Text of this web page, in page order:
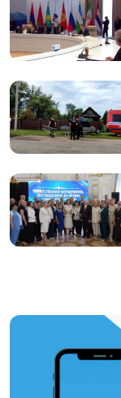
https://t.me/